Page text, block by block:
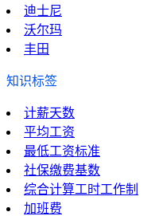
迪士尼
沃尔玛
丰田
知识标签
计薪天数
平均工资
最低工资标准
社保缴费基数
综合计算工时工作制
加班费